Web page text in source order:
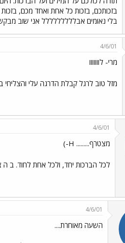
בזכותכם, בזכות כל אחת ואחד מכם,
בלי נאומים אבללללללללל אני שוב מבקשת מכם
4/6/01
מרי- לווווווו
מזל טוב לרגל קבלת הדרגה עלי והצליחי
4/6/01
מצטרף......... H-)
לכל הברכות יחד, ולכל אחת לחוד. ב
4/6/01
השעה מאוחרת....